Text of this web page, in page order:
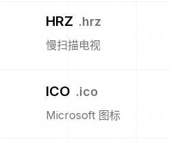
HRZ .hrz
慢扫描电视
ICO .ico
Microsoft 图标